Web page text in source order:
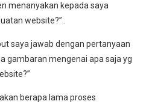
menanyakan kepada saya
website?”..
saya jawab dengan pertanyaan
gambaran mengenai apa saja yg
berapa lama proses